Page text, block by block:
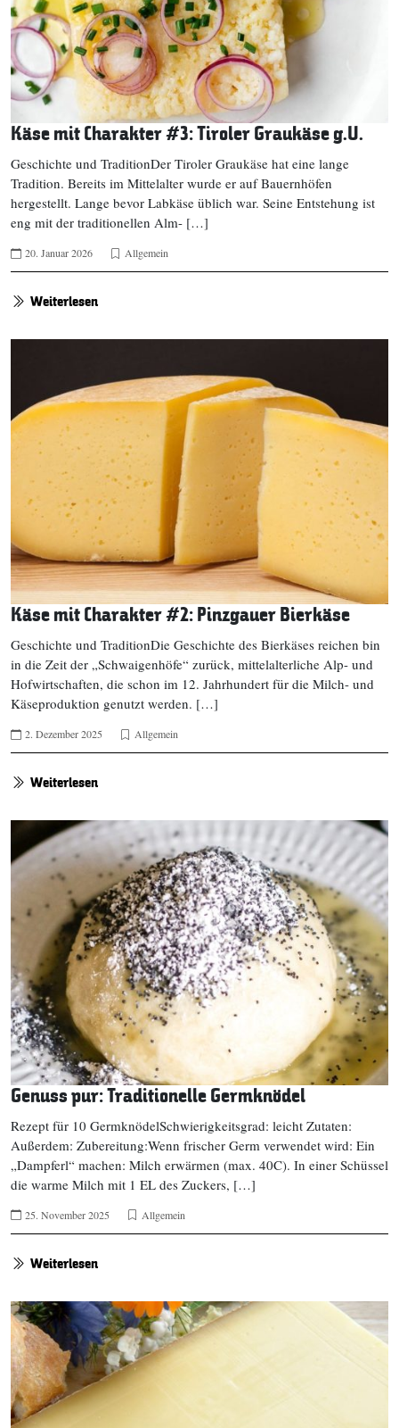
Käse mit Charakter #3: Tiroler Graukäse g.U.
Geschichte und TraditionDer Tiroler Graukäse hat eine lange
Tradition. Bereits im Mittelalter wurde er auf Bauernhöfen
hergestellt. Lange bevor Labkäse üblich war. Seine Entstehung ist
eng mit der traditionellen Alm- […]
20. Januar 2026 Allgemein
Weiterlesen
Käse mit Charakter #2: Pinzgauer Bierkäse
Geschichte und TraditionDie Geschichte des Bierkäses reichen bin
in die Zeit der „Schwaigenhöfe“ zurück, mittelalterliche Alp- und
Hofwirtschaften, die schon im 12. Jahrhundert für die Milch- und
Käseproduktion genutzt werden. […]
2. Dezember 2025 Allgemein
Weiterlesen
Genuss pur: Traditionelle Germknödel
Rezept für 10 GermknödelSchwierigkeitsgrad: leicht Zutaten:
Außerdem: Zubereitung:Wenn frischer Germ verwendet wird: Ein
„Dampferl“ machen: Milch erwärmen (max. 40C). In einer Schüssel
die warme Milch mit 1 EL des Zuckers, […]
25. November 2025 Allgemein
Weiterlesen